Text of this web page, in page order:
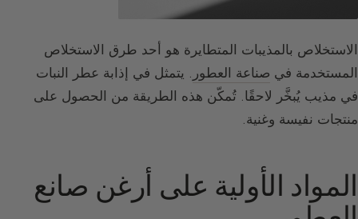
الاستخلاص بالمذيبات المتطايرة هو أحد طرق الاستخلاص
المستخدمة في صناعة العطور . يتمثل في إذابة عطر النبات
في مذيب يُبخَّر لاحقًا. تُمكّن هذه الطريقة من الحصول على
منتجات نفيسة وغنية.
المواد الأولية على أرغن صانع